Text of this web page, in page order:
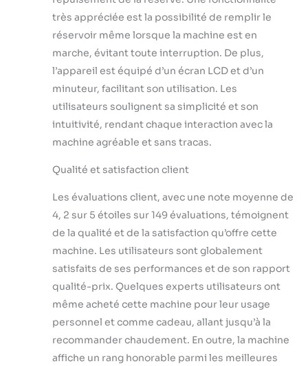
heures sur 24.
fonction de
minuterie] La
machine à glaçons
dispose de 4
boutons de
commande situés
directement sous
l'écran. Des
faciles à
indiquent toujours
clairement quel
mode a été
sélectionné. Les
boutons permettent
également de régler
l’activation et la
désactivation des
minuteries. Fonction
minuterie intégrée
pour obtenir des
glaçons à la
très appréciée est la possibilité de remplir le
réservoir même lorsque la machine est en
marche, évitant toute interruption. De plus,
l’appareil est équipé d’un écran LCD et d’un
minuteur, facilitant son utilisation. Les
utilisateurs soulignent sa simplicité et son
intuitivité, rendant chaque interaction avec la
machine agréable et sans tracas.
Qualité et satisfaction client
Les évaluations client, avec une note moyenne de
4, 2 sur 5 étoiles sur 149 évaluations, témoignent
de la qualité et de la satisfaction qu’offre cette
machine. Les utilisateurs sont globalement
satisfaits de ses performances et de son rapport
qualité-prix. Quelques experts utilisateurs ont
même acheté cette machine pour leur usage
personnel et comme cadeau, allant jusqu’à la
recommander chaudement. En outre, la machine
affiche un rang honorable parmi les meilleures